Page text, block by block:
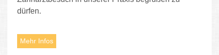
dürfen.
Mehr Infos